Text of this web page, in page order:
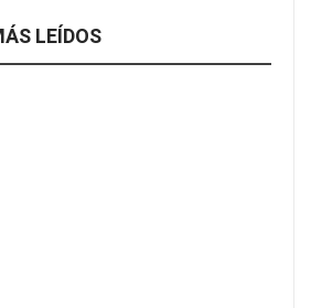
LEÍDOS